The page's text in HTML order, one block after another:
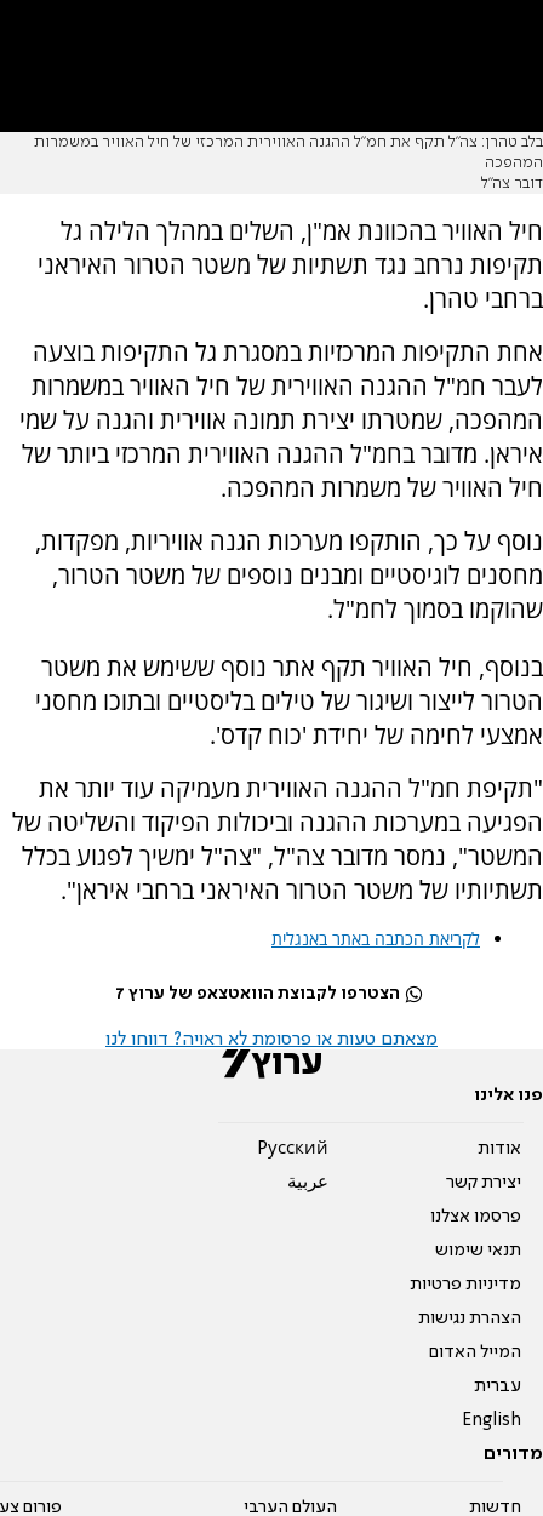
בלב טהרן: צה"ל תקף את חמ"ל ההגנה האווירית המרכזי של חיל האוויר במשמרות
המהפכה
דובר צה"ל
חיל האוויר בהכוונת אמ"ן, השלים במהלך הלילה גל
תקיפות נרחב נגד תשתיות של משטר הטרור האיראני
ברחבי טהרן.
אחת התקיפות המרכזיות במסגרת גל התקיפות בוצעה
לעבר חמ"ל ההגנה האווירית של חיל האוויר במשמרות
המהפכה, שמטרתו יצירת תמונה אווירית והגנה על שמי
איראן. מדובר בחמ"ל ההגנה האווירית המרכזי ביותר של
חיל האוויר של משמרות המהפכה.
נוסף על כך, הותקפו מערכות הגנה אוויריות, מפקדות,
מחסנים לוגיסטיים ומבנים נוספים של משטר הטרור,
שהוקמו בסמוך לחמ"ל.
בנוסף, חיל האוויר תקף אתר נוסף ששימש את משטר
הטרור לייצור ושיגור של טילים בליסטיים ובתוכו מחסני
אמצעי לחימה של יחידת 'כוח קדס'.
"תקיפת חמ"ל ההגנה האווירית מעמיקה עוד יותר את
הפגיעה במערכות ההגנה וביכולות הפיקוד והשליטה של
המשטר", נמסר מדובר צה"ל, "צה"ל ימשיך לפגוע בכלל
תשתיותיו של משטר הטרור האיראני ברחבי איראן".
לקריאת הכתבה באתר באנגלית
הצטרפו לקבוצת הוואטצאפ של ערוץ 7
מצאתם טעות או פרסומת לא ראויה? דווחו לנו
פנו אלינו
אודות
יצירת קשר
פרסמו אצלנו
תנאי שימוש
מדיניות פרטיות
הצהרת נגישות
המייל האדום
עברית
English
Pусский
عربية
מדורים
חדשות העולם הערבי פורום